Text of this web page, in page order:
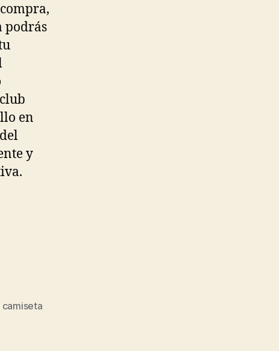
podrás
en
y
camiseta